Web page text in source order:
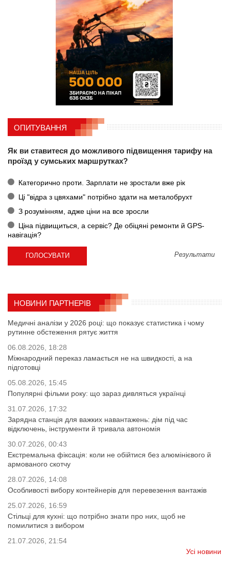
ОПИТУВАННЯ
Як ви ставитеся до можливого підвищення тарифу на
проїзд у сумських маршрутках?
Категорично проти. Зарплати не зростали вже рік
Ці "відра з цвяхами" потрібно здати на металобрухт
З розумінням, адже ціни на все зросли
Ціна підвищиться, а сервіс? Де обіцяні ремонти й GPS-
навігація?
Результати
НОВИНИ ПАРТНЕРІВ
Медичні аналізи у 2026 році: що показує статистика і чому
рутинне обстеження рятує життя
06.08.2026, 18:28
Міжнародний переказ ламається не на швидкості, а на
підготовці
05.08.2026, 15:45
Популярні фільми року: що зараз дивляться українці
31.07.2026, 17:32
Зарядна станція для важких навантажень: дім під час
відключень, інструменти й тривала автономія
30.07.2026, 00:43
Екстремальна фіксація: коли не обійтися без алюмінієвого й
армованого скотчу
28.07.2026, 14:08
Особливості вибору контейнерів для перевезення вантажів
25.07.2026, 16:59
Стільці для кухні: що потрібно знати про них, щоб не
помилитися з вибором
21.07.2026, 21:54
Усі новини